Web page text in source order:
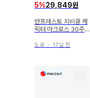
5%29,849원
반프레스토 치비큥 캐
릭터 마크로스 30주년
2 마크로스 F 란카 리
도쿄 ・ 17일 전